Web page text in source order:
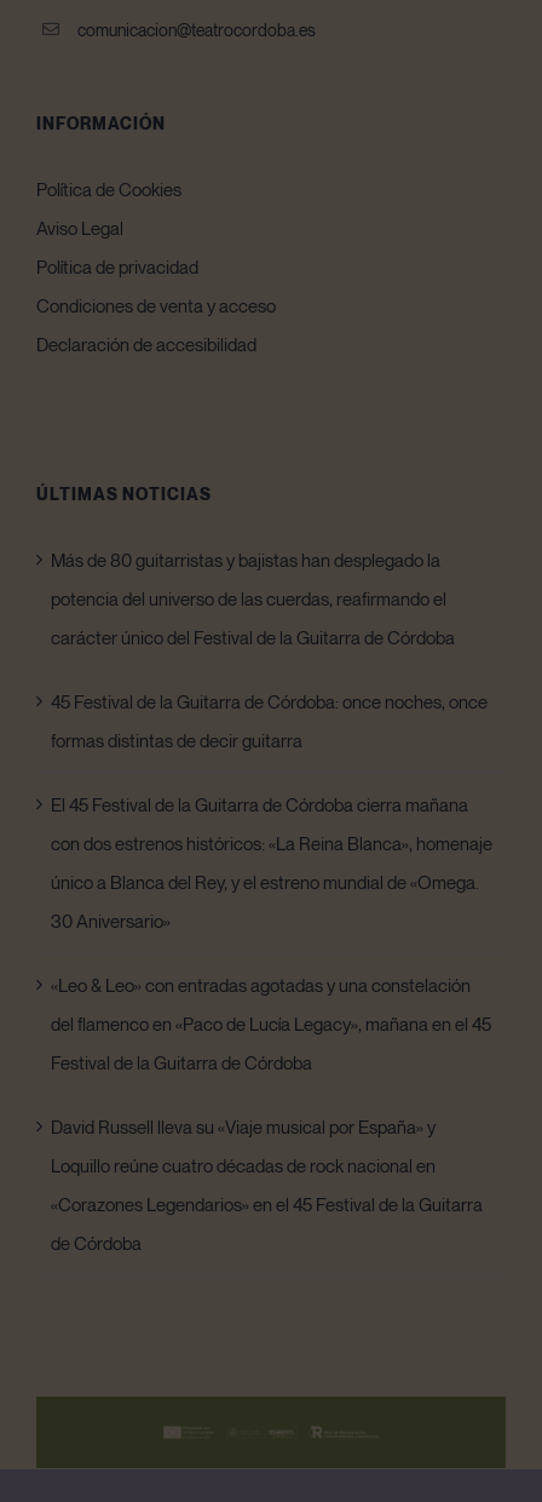
comunicacion@teatrocordoba.es
INFORMACIÓN
Política de Cookies
Aviso Legal
Política de privacidad
Condiciones de venta y acceso
Declaración de accesibilidad
ÚLTIMAS NOTICIAS
Más de 80 guitarristas y bajistas han desplegado la
potencia del universo de las cuerdas, reafirmando el
carácter único del Festival de la Guitarra de Córdoba
45 Festival de la Guitarra de Córdoba: once noches, once
formas distintas de decir guitarra
El 45 Festival de la Guitarra de Córdoba cierra mañana
con dos estrenos históricos: «La Reina Blanca», homenaje
único a Blanca del Rey, y el estreno mundial de «Omega.
30 Aniversario»
«Leo & Leo» con entradas agotadas y una constelación
del flamenco en «Paco de Lucía Legacy», mañana en el 45
Festival de la Guitarra de Córdoba
David Russell lleva su «Viaje musical por España» y
Loquillo reúne cuatro décadas de rock nacional en
«Corazones Legendarios» en el 45 Festival de la Guitarra
de Córdoba